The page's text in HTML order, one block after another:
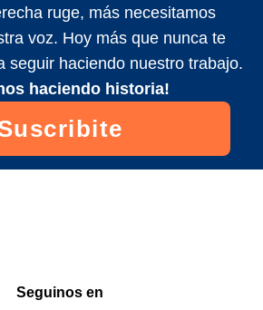
ruge, más necesitamos
voz. Hoy más que nunca te
seguir haciendo nuestro trabajo.
haciendo historia!
Seguinos en